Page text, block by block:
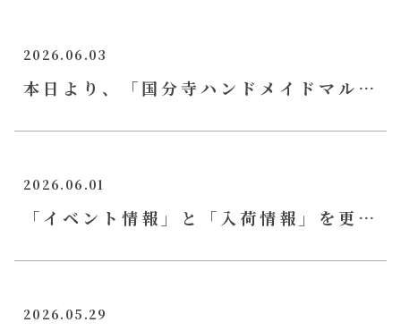
2026.06.03
本日より、「国分寺ハンドメイドマルシェ」が開催！
2026.06.01
「イベント情報」と「入荷情報」を更新！
2026.05.29